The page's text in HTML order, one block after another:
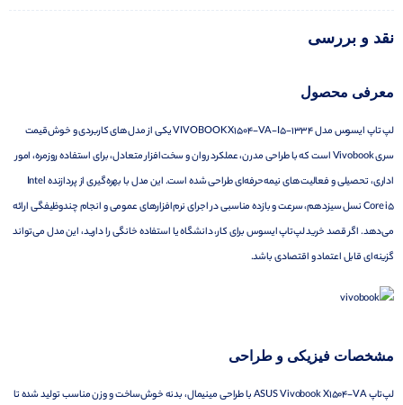
نقد و بررسی
معرفی محصول
لپ تاپ ایسوس مدل VIVOBOOK X1504-VA-I5-1334 یکی از مدل‌های کاربردی و خوش‌قیمت
سری Vivobook است که با طراحی مدرن، عملکرد روان و سخت‌افزار متعادل، برای استفاده روزمره، امور
اداری، تحصیلی و فعالیت‌های نیمه‌حرفه‌ای طراحی شده است. این مدل با بهره‌گیری از پردازنده Intel
Core i5 نسل سیزدهم، سرعت و بازده مناسبی در اجرای نرم‌افزارهای عمومی و انجام چندوظیفگی ارائه
می‌دهد. اگر قصد خرید لپ‌تاپ ایسوس برای کار، دانشگاه یا استفاده خانگی را دارید، این مدل می‌تواند
گزینه‌ای قابل اعتماد و اقتصادی باشد.
مشخصات فیزیکی و طراحی
لپ‌تاپ ASUS Vivobook X1504-VA با طراحی مینیمال، بدنه خوش‌ساخت و وزن مناسب تولید شده تا